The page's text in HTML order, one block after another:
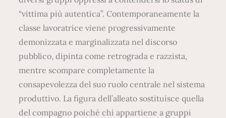
“vittima più autentica”. Contemporaneamente la
classe lavoratrice viene progressivamente
demonizzata e marginalizzata nel discorso
pubblico, dipinta come retrograda e razzista,
mentre scompare completamente la
consapevolezza del suo ruolo centrale nel sistema
produttivo. La figura dell’alleato sostituisce quella
del compagno poiché chi appartiene a gruppi